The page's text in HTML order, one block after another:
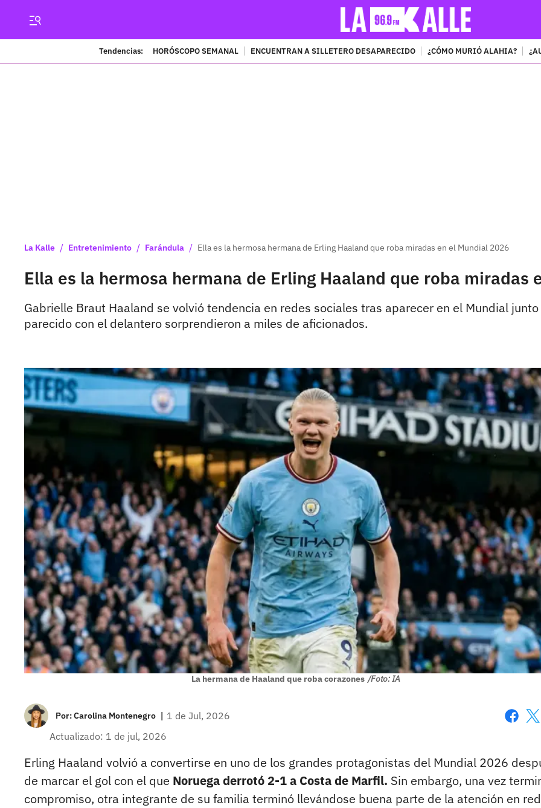
Tendencias: HORÓSCOPO SEMANAL ENCUENTRAN A SILLETERO DESAPARECIDO ¿CÓMO MURIÓ ALAHIA?
La Kalle / Entretenimiento / Farándula / Ella es la hermosa hermana de Erling Haaland que roba miradas en el Mundial 2026
Ella es la hermosa hermana de Erling Haaland que roba miradas
Gabrielle Braut Haaland se volvió tendencia en redes sociales tras aparecer en el Mundial
parecido con el delantero sorprendieron a miles de aficionados.
La hermana de Haaland que roba corazones /Foto: IA
Por:Carolina Montenegro | 1 de Jul, 2026
Actualizado: 1 de jul, 2026
Erling Haaland volvió a convertirse en uno de los grandes protagonistas del Mundial 2026
de marcar el gol con el que Noruega derrotó 2-1 a Costa de Marfil. Sin embargo, una vez
compromiso, otra integrante de su familia terminó llevándose buena parte de la atención en